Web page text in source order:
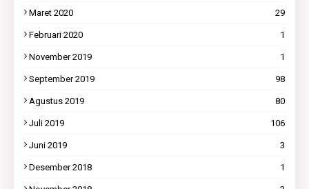
Maret 2020 29
Februari 2020 1
November 2019 1
September 2019 98
Agustus 2019 80
Juli 2019 106
Juni 2019 3
Desember 2018 1